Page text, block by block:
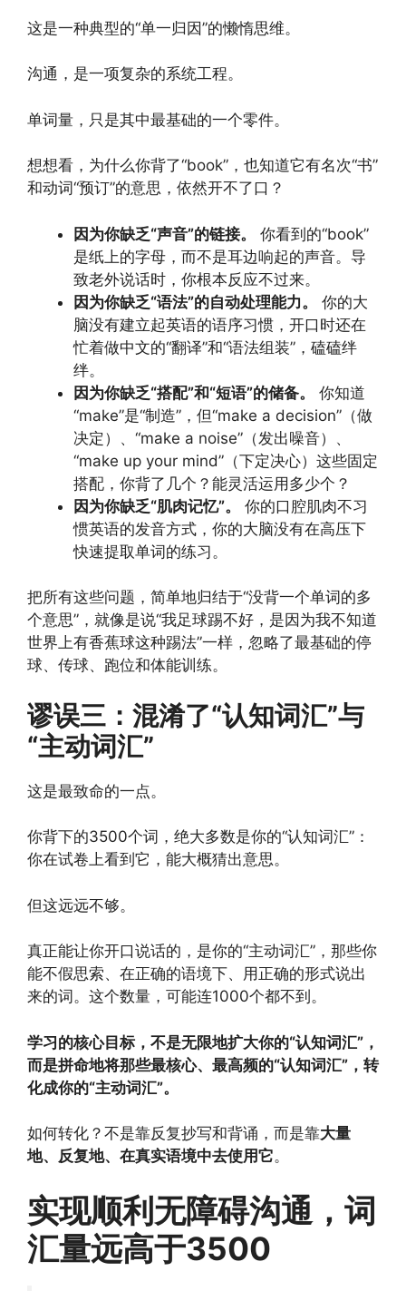
这是一种典型的“单一归因”的懒惰思维。
沟通，是一项复杂的系统工程。
单词量，只是其中最基础的一个零件。
想想看，为什么你背了“book”，也知道它有名次“书”
和动词“预订”的意思，依然开不了口？
因为你缺乏“声音”的链接。
你看到的“book”
是纸上的字母，而不是耳边响起的声音。导
致老外说话时，你根本反应不过来。
因为你缺乏“语法”的自动处理能力。
你的大
脑没有建立起英语的语序习惯，开口时还在
忙着做中文的“翻译”和“语法组装”，磕磕绊
绊。
因为你缺乏“搭配”和“短语”的储备。
你知道
“make”是“制造”，但“make a decision”（做
决定）、“make a noise”（发出噪音）、
“make up your mind”（下定决心）这些固定
搭配，你背了几个？能灵活运用多少个？
因为你缺乏“肌肉记忆”。
你的口腔肌肉不习
惯英语的发音方式，你的大脑没有在高压下
快速提取单词的练习。
把所有这些问题，简单地归结于“没背一个单词的多
个意思”，就像是说“我足球踢不好，是因为我不知道
世界上有香蕉球这种踢法”一样，忽略了最基础的停
球、传球、跑位和体能训练。
谬误三：混淆了“认知词汇”与
“主动词汇”
这是最致命的一点。
你背下的3500个词，绝大多数是你的“认知词汇”：
你在试卷上看到它，能大概猜出意思。
但这远远不够。
真正能让你开口说话的，是你的“主动词汇”，那些你
能不假思索、在正确的语境下、用正确的形式说出
来的词。这个数量，可能连1000个都不到。
学习的核心目标，不是无限地扩大你的“认知词汇”，
而是拼命地将那些最核心、最高频的“认知词汇”，转
化成你的“主动词汇”。
如何转化？不是靠反复抄写和背诵，而是靠大量
地、反复地、在真实语境中去使用它。
实现顺利无障碍沟通，词
汇量远高于3500